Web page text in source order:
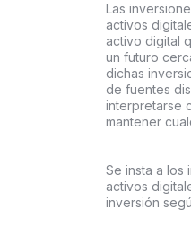
Las
activos
activo digital
un futuro
dichas
de fuentes
interpretarse
mantener
Se insta a los
activos
inversión